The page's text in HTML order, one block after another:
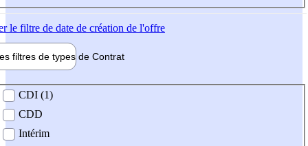
le filtre de date de création de l'offre
filtres de types de Contrat
contrat
CDI (1)
CDD
Intérim